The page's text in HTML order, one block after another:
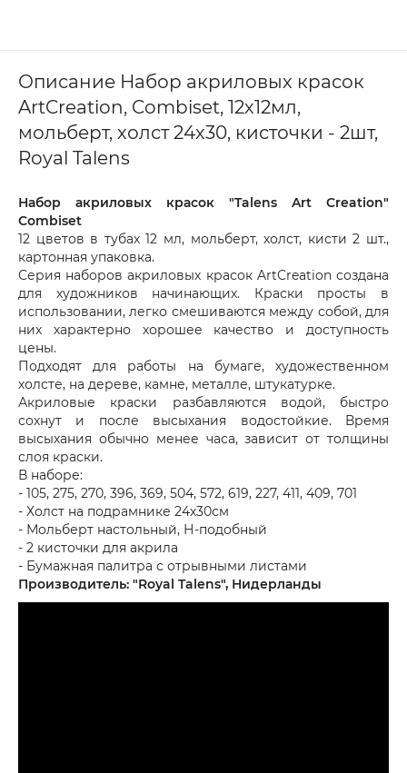
Описание Набор акриловых красок
ArtCreation, Combiset, 12х12мл,
мольберт, холст 24х30, кисточки - 2шт,
Royal Talens
Набор акриловых красок "Talens Art Creation"
Combiset
12 цветов в тубах 12 мл, мольберт, холст, кисти 2 шт.,
картонная упаковка.
Серия наборов акриловых красок ArtCreation создана
для художников начинающих. Краски просты в
использовании, легко смешиваются между собой, для
них характерно хорошее качество и доступность
цены.
Подходят для работы на бумаге, художественном
холсте, на дереве, камне, металле, штукатурке.
Акриловые краски разбавляются водой, быстро
сохнут и после высыхания водостойкие. Время
высыхания обычно менее часа, зависит от толщины
слоя краски.
В наборе:
- 105, 275, 270, 396, 369, 504, 572, 619, 227, 411, 409, 701
- Холст на подрамнике 24х30см
- Мольберт настольный, Н-подобный
- 2 кисточки для акрила
- Бумажная палитра с отрывными листами
Производитель: "Royal Talens", Нидерланды